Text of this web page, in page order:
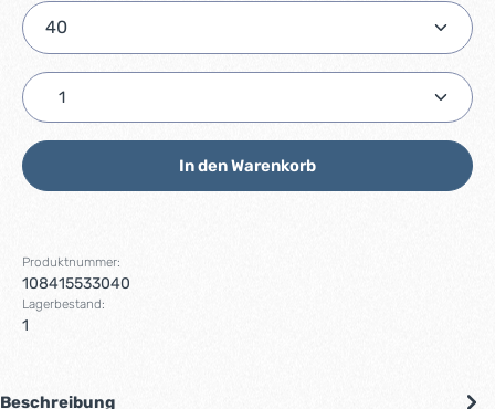
Produkt Anzahl: Gib den gewünschten Wert ein
In den Warenkorb
Produktnummer:
108415533040
Lagerbestand:
1
Beschreibung